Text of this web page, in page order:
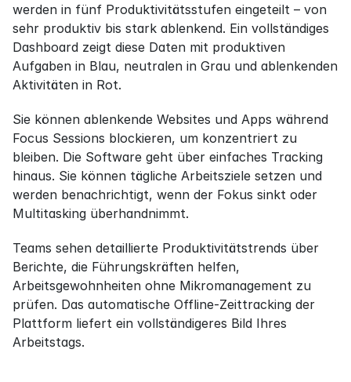
werden in fünf Produktivitätsstufen eingeteilt – von
sehr produktiv bis stark ablenkend. Ein vollständiges
Dashboard zeigt diese Daten mit produktiven
Aufgaben in Blau, neutralen in Grau und ablenkenden
Aktivitäten in Rot.
Sie können ablenkende Websites und Apps während
Focus Sessions blockieren, um konzentriert zu
bleiben. Die Software geht über einfaches Tracking
hinaus. Sie können tägliche Arbeitsziele setzen und
werden benachrichtigt, wenn der Fokus sinkt oder
Multitasking überhandnimmt.
Teams sehen detaillierte Produktivitätstrends über
Berichte, die Führungskräften helfen,
Arbeitsgewohnheiten ohne Mikromanagement zu
prüfen. Das automatische Offline-Zeittracking der
Plattform liefert ein vollständigeres Bild Ihres
Arbeitstags.